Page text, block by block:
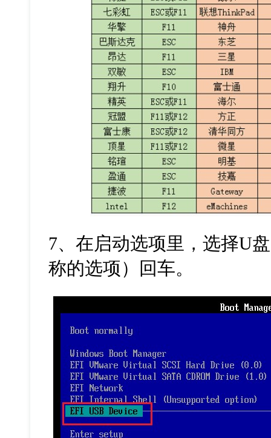
7、在启动选项里，选择U
称的选项）回车。